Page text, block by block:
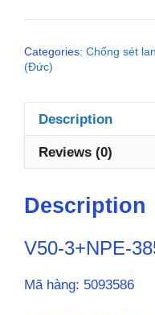
L-
Categories: Chống sét
(Đức)
Description
Reviews (0)
Description
V50-3+NPE-
Mã hàng: 5093586